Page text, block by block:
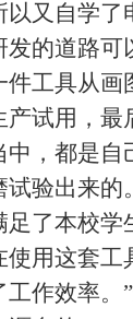
以又自学了
发的道路可
件工具从画
产试用，最
中，都是自
试验出来的
足了本校学
使用这套工
工作效率。